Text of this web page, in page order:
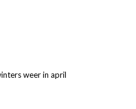
weer in april